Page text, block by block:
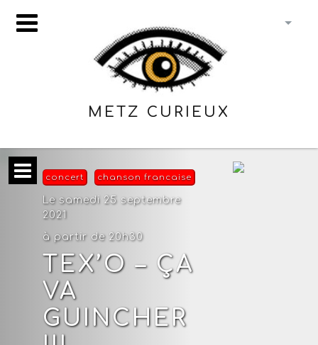
METZ CURIEUX
concert chanson francaise
Le samedi 25 septembre
2021
à partir de 20h30
TEX’O – ÇA
VA
GUINCHER